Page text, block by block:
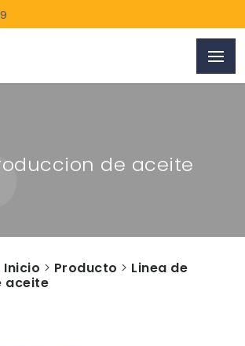
de aceite
Inicio > Producto > Linea de
aceite